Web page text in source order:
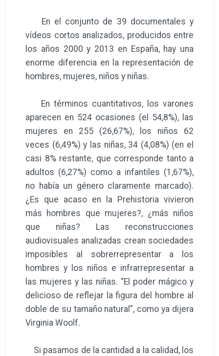
En el conjunto de 39 documentales y
vídeos cortos analizados, producidos entre
los años 2000 y 2013 en España, hay una
enorme diferencia en la representación de
hombres, mujeres, niños y niñas.
En términos cuantitativos, los varones
aparecen en 524 ocasiones (el 54,8%), las
mujeres en 255 (26,67%), los niños 62
veces (6,49%) y las niñas, 34 (4,08%) (en el
casi 8% restante, que corresponde tanto a
adultos (6,27%) como a infantiles (1,67%),
no había un género claramente marcado).
¿Es que acaso en la Prehistoria vivieron
más hombres que mujeres?, ¿más niños
que niñas? Las reconstrucciones
audiovisuales analizadas crean sociedades
imposibles al sobrerrepresentar a los
hombres y los niños e infrarrepresentar a
las mujeres y las niñas. “El poder mágico y
delicioso de reflejar la figura del hombre al
doble de su tamaño natural”, como ya dijera
Virginia Woolf.
Si pasamos de la cantidad a la calidad, los